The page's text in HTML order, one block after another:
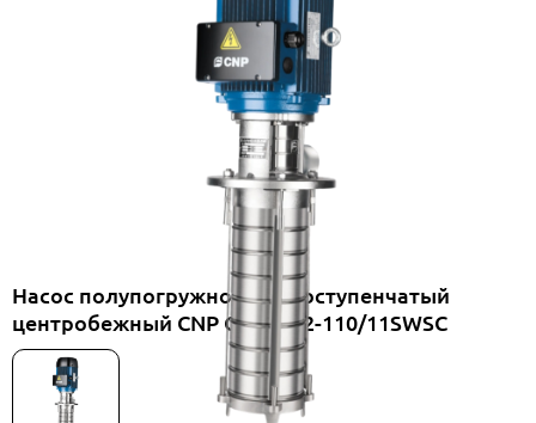
Насос полупогружной многоступенчатый
центробежный CNP CDLKF32-110/11SWSC